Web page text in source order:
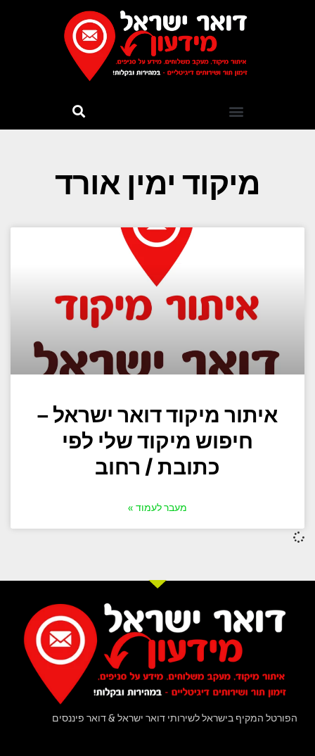
מיקוד ימין אורד
איתור מיקוד דואר ישראל –
חיפוש מיקוד שלי לפי
כתובת / רחוב
מעבר לעמוד »
הפורטל המקיף בישראל לשירותי דואר ישראל & דואר פיננסים